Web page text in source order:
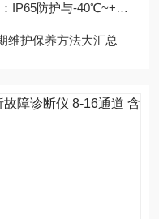
与-40℃~+50℃宽温工作能力
维护保养方法大汇总